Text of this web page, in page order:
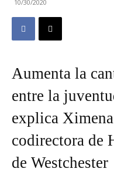
10/30/2020
Aumenta la
entre la
explica
codirectora de
de Westchester